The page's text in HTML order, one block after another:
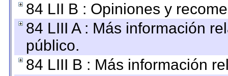
84 LII B : Opiniones y
84 LIII A : Más información
público.
84 LIII B : Más información